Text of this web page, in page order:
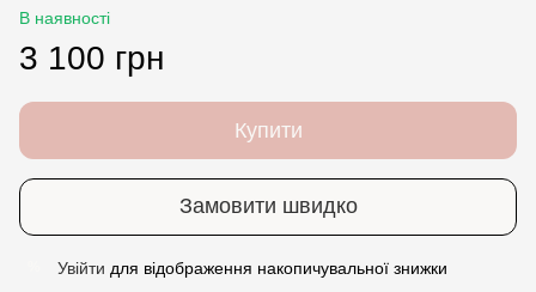
В наявності
3 100 грн
Купити
Замовити швидко
Увійти для відображення накопичувальної знижки